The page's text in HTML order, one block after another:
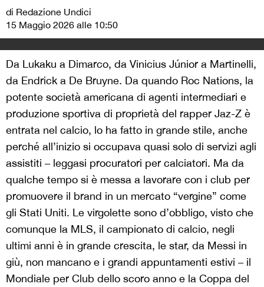
di Redazione Undici
15 Maggio 2026 alle 10:50
Da Lukaku a Dimarco, da Vinicius Júnior a Martinelli,
da Endrick a De Bruyne. Da quando Roc Nations, la
potente società americana di agenti intermediari e
produzione sportiva di proprietà del rapper Jaz-Z è
entrata nel calcio, lo ha fatto in grande stile, anche
perché all’inizio si occupava quasi solo di servizi agli
assistiti – leggasi procuratori per calciatori. Ma da
qualche tempo si è messa a lavorare con i club per
promuovere il brand in un mercato “vergine” come
gli Stati Uniti. Le virgolette sono d’obbligo, visto che
comunque la MLS, il campionato di calcio, negli
ultimi anni è in grande crescita, le star, da Messi in
giù, non mancano e i grandi appuntamenti estivi – il
Mondiale per Club dello scoro anno e la Coppa del